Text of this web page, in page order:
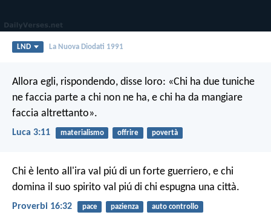
LND La Nuova Diodati 1991
Allora egli, rispondendo, disse loro: «Chi ha due tuniche
ne faccia parte a chi non ne ha, e chi ha da mangiare
faccia altrettanto».
Luca 3:11 materialismo offrire povertà
Chi è lento all'ira val piú di un forte guerriero, e chi
domina il suo spirito val piú di chi espugna una città.
Proverbi 16:32 pace pazienza auto controllo